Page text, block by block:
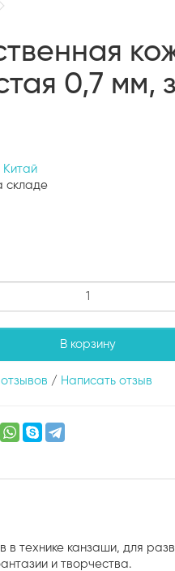
0,7 мм,
Китай
складе
В корзину
/ Написать отзыв
в технике канзаши, для
и творчества.